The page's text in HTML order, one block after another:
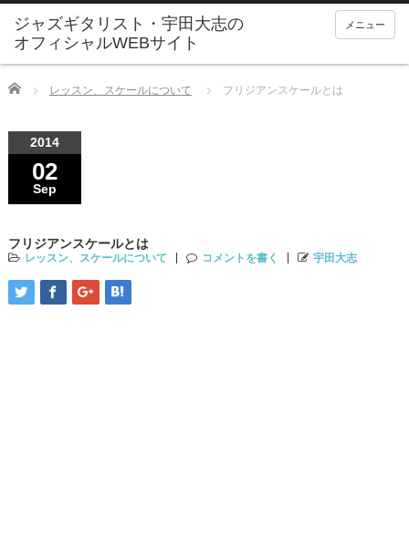
ジャズギタリスト・宇田大志の
オフィシャルWEBサイト
メニュー
Home レッスン、スケールについて フリジアンスケールとは
2014
02
Sep
フリジアンスケールとは
レッスン、スケールについて コメントを書く 宇田大志